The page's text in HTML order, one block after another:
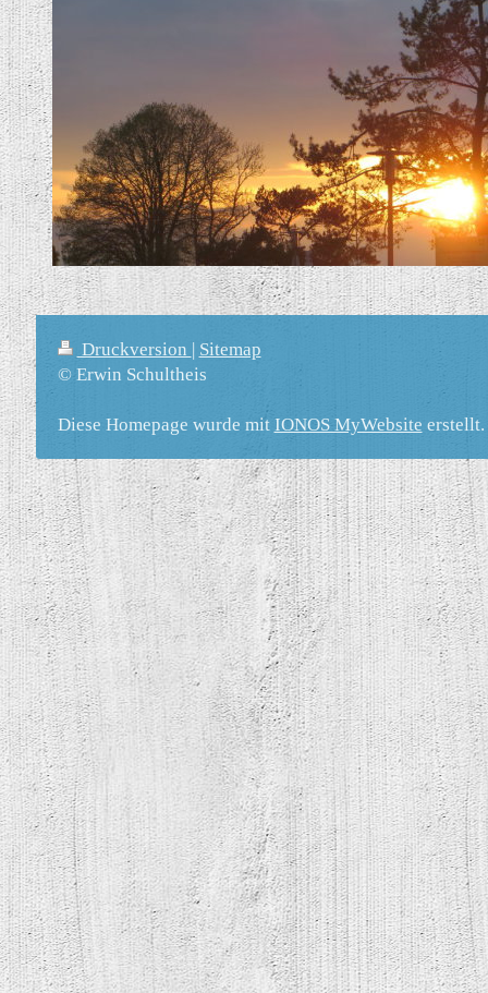
Druckversion | Sitemap
© Erwin Schultheis
Diese Homepage wurde mit IONOS MyWebsite erstellt.